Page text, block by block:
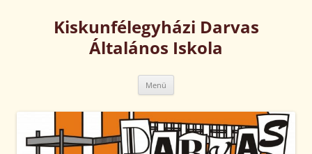
tartalombaKiskunfélegyházi Darvas
Általános Iskola
Menü